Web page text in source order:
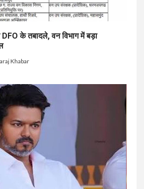
के तबादले, वन विभाग में बड़ा
Khabar